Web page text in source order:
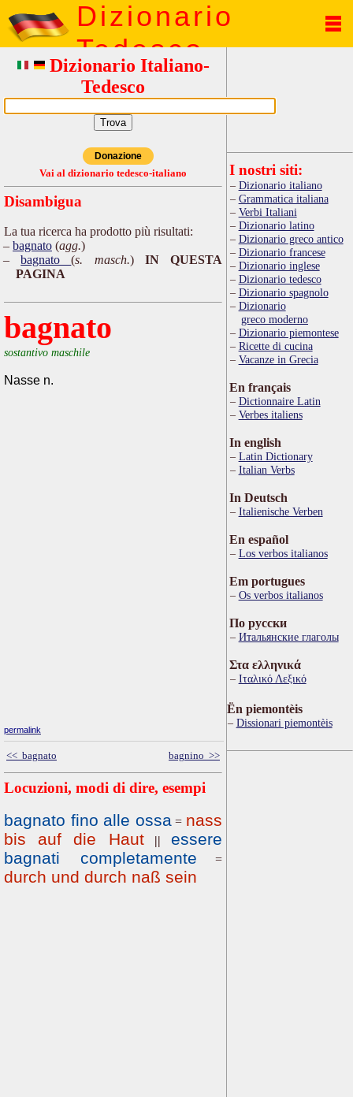
Dizionario
Tedesco
Dizionario Italiano-
Tedesco
Donazione
Vai al dizionario tedesco-italiano
Disambigua
La tua ricerca ha prodotto più risultati:
bagnato (agg.)
bagnato(s. masch.) IN QUESTA
PAGINA
bagnato
sostantivo maschile
Nasse n.
permalink
<< bagnato bagnino >>
Locuzioni, modi di dire, esempi
bagnato fino alle ossa= nass
bis auf die Haut
||
essere
bagnati completamente =
durch und durch naß sein
I nostri siti:
Dizionario italiano
Grammatica italiana
Verbi Italiani
Dizionario latino
Dizionario greco antico
Dizionario francese
Dizionario inglese
Dizionario tedesco
Dizionario spagnolo
Dizionario
greco moderno
Dizionario piemontese
Ricette di cucina
Vacanze in Grecia
En français
Dictionnaire Latin
Verbes italiens
In english
Latin Dictionary
Italian Verbs
In Deutsch
Italienische Verben
En español
Los verbos italianos
Em portugues
Os verbos italianos
По русски
Итальянские глаголы
Στα ελληνικά
Ιταλικό Λεξικό
Ën piemontèis
Dissionari piemontèis